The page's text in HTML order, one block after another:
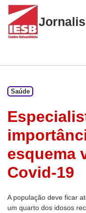
Skip
content
Saúde
esquema
Covid-19
A população deve ficar
um quarto dos idosos